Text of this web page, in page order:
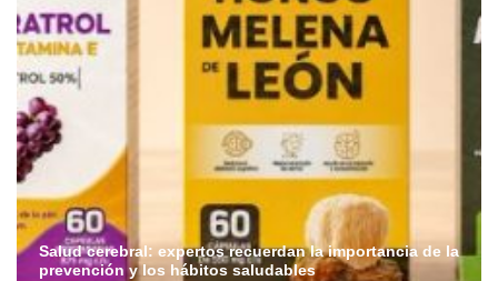
Salud cerebral: expertos recuerdan la importancia de la
prevención y los hábitos saludables